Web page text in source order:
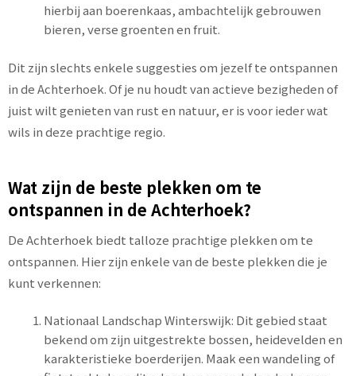
hierbij aan boerenkaas, ambachtelijk gebrouwen
bieren, verse groenten en fruit.
Dit zijn slechts enkele suggesties om jezelf te ontspannen
in de Achterhoek. Of je nu houdt van actieve bezigheden of
juist wilt genieten van rust en natuur, er is voor ieder wat
wils in deze prachtige regio.
Wat zijn de beste plekken om te
ontspannen in de Achterhoek?
De Achterhoek biedt talloze prachtige plekken om te
ontspannen. Hier zijn enkele van de beste plekken die je
kunt verkennen:
Nationaal Landschap Winterswijk: Dit gebied staat
bekend om zijn uitgestrekte bossen, heidevelden en
karakteristieke boerderijen. Maak een wandeling of